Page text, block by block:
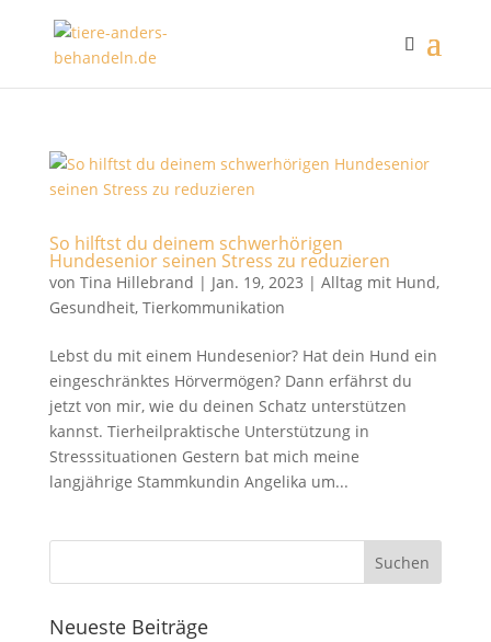
So hilftst du deinem schwerhörigen
Hundesenior seinen Stress zu reduzieren
von Tina Hillebrand | Jan. 19, 2023 | Alltag mit Hund,
Gesundheit, Tierkommunikation
Lebst du mit einem Hundesenior? Hat dein Hund ein
eingeschränktes Hörvermögen? Dann erfährst du
jetzt von mir, wie du deinen Schatz unterstützen
kannst. Tierheilpraktische Unterstützung in
Stresssituationen Gestern bat mich meine
langjährige Stammkundin Angelika um...
Neueste Beiträge